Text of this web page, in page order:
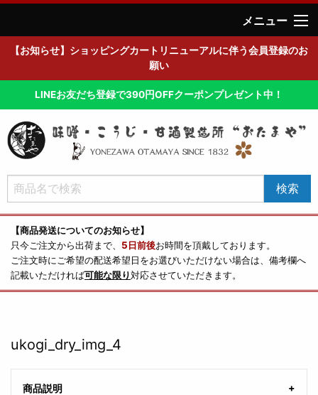
メニュー
【お知らせ】ショッピングカートリニューアルに伴う会員登録のお
願い
LINEお友だち登録で390円OFFクーポンプレゼント中！
【商品発送についてのお知らせ】
只今ご注文から出荷まで、 5日前後お時間を頂戴しております。
ご注文時にご希望の配送希望日をお選びいただけない場合は、備考欄へ
記載いただければ可能な限り対応させていただきます。
ukogi_dry_img_4
商品説明